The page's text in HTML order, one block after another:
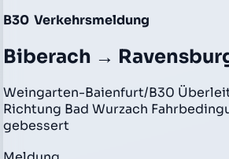
B30 Verkehrsmeldung
Biberach →
Weingarten-Baienfurt/B30
Richtung Bad Wurzach
gebessert